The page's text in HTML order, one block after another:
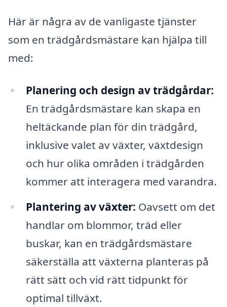
Här är några av de vanligaste tjänster
som en trädgårdsmästare kan hjälpa till
med:
Planering och design av trädgårdar:
En trädgårdsmästare kan skapa en
heltäckande plan för din trädgård,
inklusive valet av växter, växtdesign
och hur olika områden i trädgården
kommer att interagera med varandra.
Plantering av växter: Oavsett om det
handlar om blommor, träd eller
buskar, kan en trädgårdsmästare
säkerställa att växterna planteras på
rätt sätt och vid rätt tidpunkt för
optimal tillväxt.